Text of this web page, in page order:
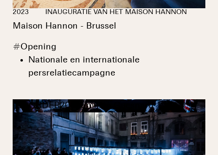
2023 INAUGURATIE VAN HET MAISON HANNON
Maison Hannon - Brussel
#Opening
Nationale en internationale
persrelatiecampagne
- © ORDER200. Emilien Guesnard